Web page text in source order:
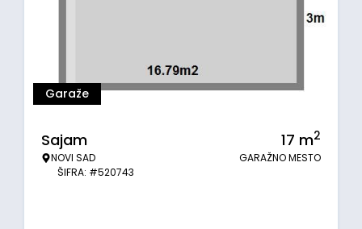
Garaže
Sajam
NOVI SAD
ŠIFRA: #520743
17 m2
GARAŽNO MESTO